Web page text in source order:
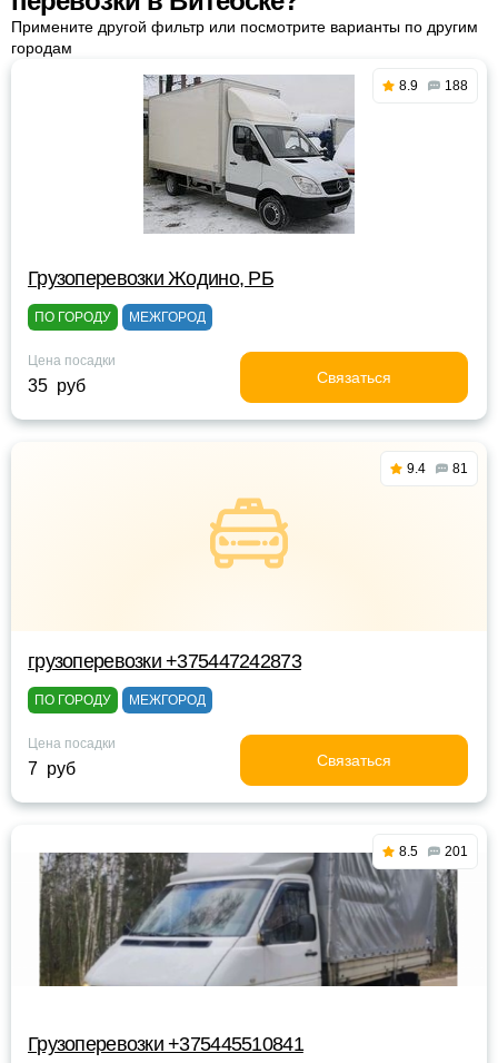
Примените другой фильтр или посмотрите варианты по другим
городам
8.9 188
Грузоперевозки Жодино, РБ
ПО ГОРОДУ МЕЖГОРОД
Цена посадки
35 руб Связаться
9.4 81
грузоперевозки +375447242873
ПО ГОРОДУ МЕЖГОРОД
Цена посадки
7 руб Связаться
8.5 201
Грузоперевозки +375445510841